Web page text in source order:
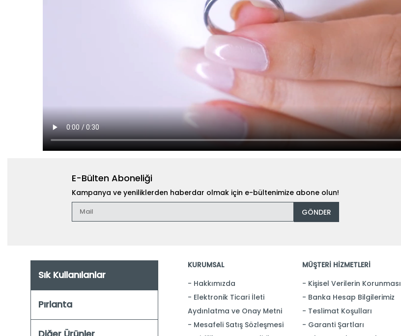
E-Bülten Aboneliği
Kampanya ve yeniliklerden haberdar olmak için e-bültenimize abone olun!
GÖNDER
Sık Kullanılanlar
Pırlanta
KURUMSAL
Hakkımızda
Elektronik Ticari İleti
Aydınlatma ve Onay Metni
Mesafeli Satış Sözleşmesi
MÜŞTERİ HİZMETLERİ
Kişisel Verilerin Korunması
Banka Hesap Bilgilerimiz
Teslimat Koşulları
Garanti Şartları